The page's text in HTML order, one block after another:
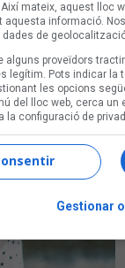
Així mateix, aquest lloc
aquesta informació.
de
alguns proveïdors
legítim. Pots indicar la
les opcions
del lloc web, cerca un
la configuració de
Gestionar